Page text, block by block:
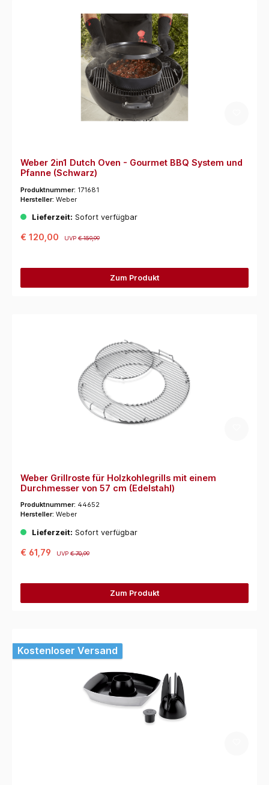
Weber 2in1 Dutch Oven - Gourmet BBQ System und
Pfanne (Schwarz)
Produktnummer: 171681
Hersteller: Weber
Lieferzeit: Sofort verfügbar
€ 120,00 UVP€ 159,99
Zum Produkt
Weber Grillroste für Holzkohlegrills mit einem
Durchmesser von 57 cm (Edelstahl)
Produktnummer: 44652
Hersteller: Weber
Lieferzeit: Sofort verfügbar
€ 61,79 UVP€ 70,99
Zum Produkt
Kostenloser Versand